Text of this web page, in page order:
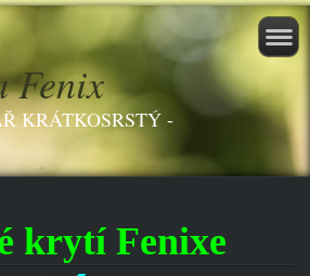
Fenix
KRÁTKOSRSTÝ -
krytí Fenixe